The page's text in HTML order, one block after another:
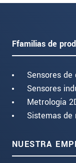
Ffamilias de
Sensores
Sensores
Metrología
Sistemas de
NUESTRA